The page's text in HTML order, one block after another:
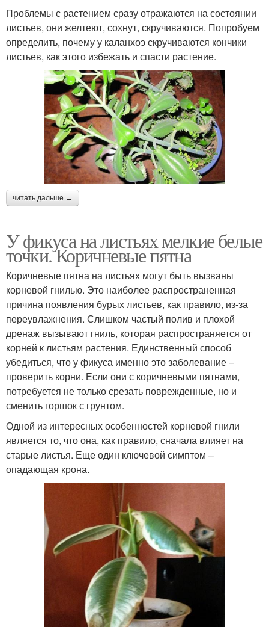
Проблемы с растением сразу отражаются на состоянии
листьев, они желтеют, сохнут, скручиваются. Попробуем
определить, почему у каланхоэ скручиваются кончики
листьев, как этого избежать и спасти растение.
читать дальше →
У фикуса на листьях мелкие белые
точки. Коричневые пятна
Коричневые пятна на листьях могут быть вызваны
корневой гнилью. Это наиболее распространенная
причина появления бурых листьев, как правило, из-за
переувлажнения. Слишком частый полив и плохой
дренаж вызывают гниль, которая распространяется от
корней к листьям растения. Единственный способ
убедиться, что у фикуса именно это заболевание –
проверить корни. Если они с коричневыми пятнами,
потребуется не только срезать поврежденные, но и
сменить горшок с грунтом.
Одной из интересных особенностей корневой гнили
является то, что она, как правило, сначала влияет на
старые листья. Еще один ключевой симптом –
опадающая крона.